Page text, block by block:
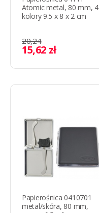
Atomic metal, 80 mm, 4
kolory 9.5 x 8 x 2 cm
20,24
15,62 zł
Papierośnica 0410701
metal/skóra, 80 mm,